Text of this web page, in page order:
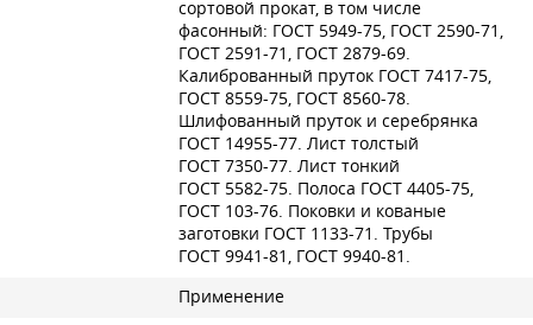
сортовой прокат, в том числе
фасонный: ГОСТ 5949-75, ГОСТ 2590-71 ,
ГОСТ 2591-71 , ГОСТ 2879-69.
Калиброванный пруток ГОСТ 7417-75,
ГОСТ 8559-75, ГОСТ 8560-78.
Шлифованный пруток и серебрянка
ГОСТ 14955-77. Лист толстый
ГОСТ 7350-77. Лист тонкий
ГОСТ 5582-75. Полоса ГОСТ 4405-75,
ГОСТ 103-76. Поковки и кованые
заготовки ГОСТ 1133-71 . Трубы
ГОСТ 9941-81 , ГОСТ 9940-81 .
Применение